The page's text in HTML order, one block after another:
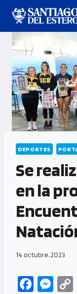
DEPORTES
Se
en la
14 octubre, 2023
Fa M